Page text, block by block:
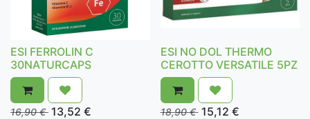
ESI FERROLIN C
30NATURCAPS
16,90€ 13,52 €
ESI NO DOL THERMO
CEROTTO VERSATILE 5PZ
18,90€ 15,12 €